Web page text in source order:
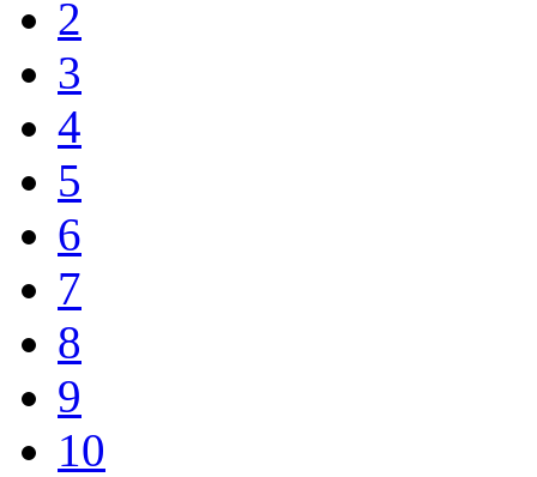
2
3
4
5
6
7
8
9
10